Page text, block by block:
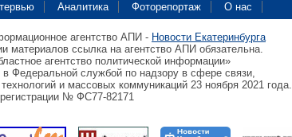
Аналитика Фоторепортаж О нас
агентство АПИ - Новости Екатеринбурга
материалов ссылка на агентство АПИ обязательна.
агентство политической информации»
в Федеральной службой по надзору в сфере связи,
и массовых коммуникаций 23 ноября 2021 года.
№ ФС77-82171